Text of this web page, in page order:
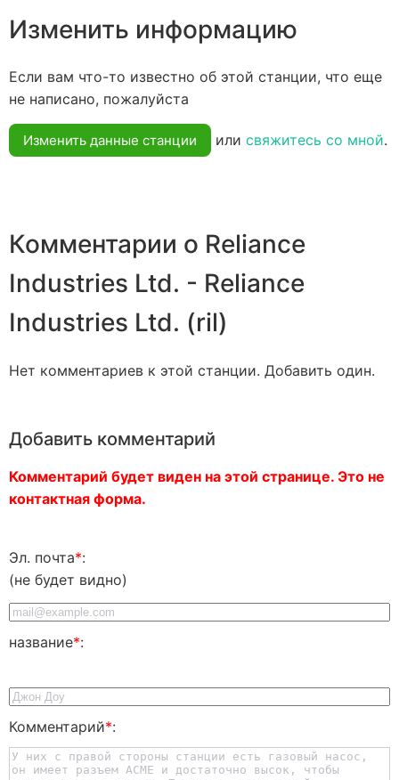
Изменить информацию
Если вам что-то известно об этой станции, что еще
не написано, пожалуйста
Изменить данные станции или свяжитесь со мной.
Комментарии о Reliance
Industries Ltd. - Reliance
Industries Ltd. (ril)
Нет комментариев к этой станции. Добавить один.
Добавить комментарий
Комментарий будет виден на этой странице. Это не
контактная форма.
Эл. почта*:
(не будет видно)
название*:
Комментарий*: